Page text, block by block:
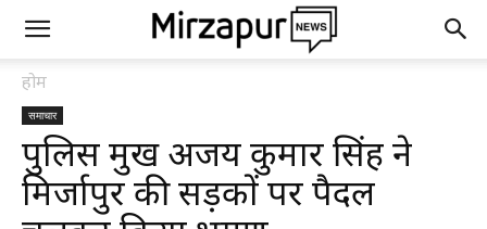
होम
समाचार
पुलिस प्रमुख अजय कुमार सिंह ने
मिर्जापुर की सड़कों पर पैदल